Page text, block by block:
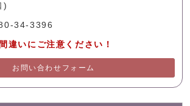
)
34-3396
違いにご注意ください！
お問い合わせフォーム